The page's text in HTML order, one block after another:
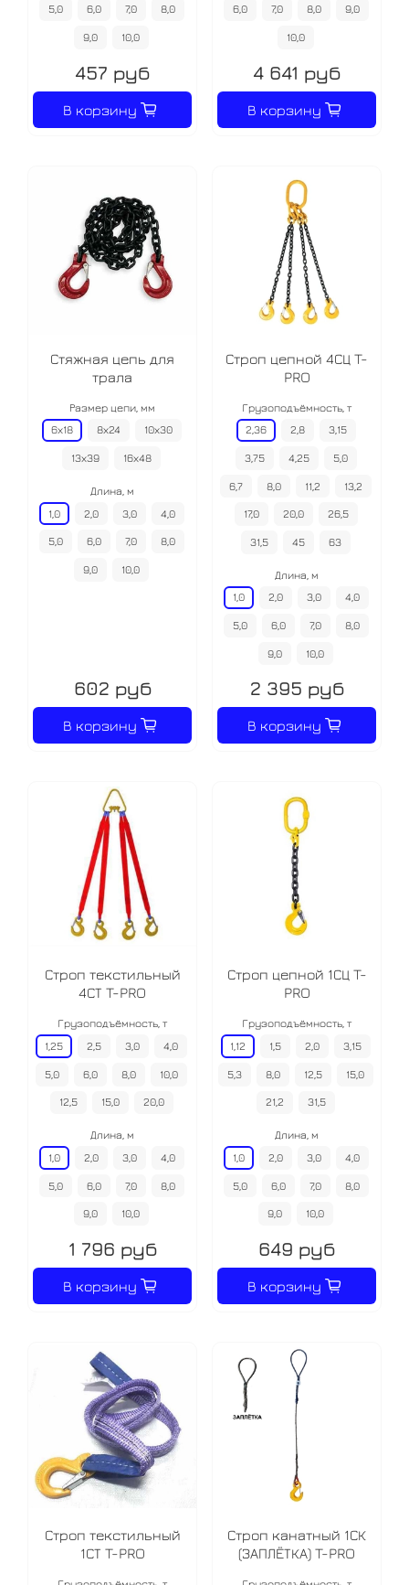
5,0 6,0 7,0 8,0
9,0 10,0
457 руб
В корзину
6,0 7,0 8,0 9,0
10,0
4 641 руб
В корзину
Стяжная цепь для
трала
Размер цепи, мм
6х18
8х24 10х30
13х39 16х48
Длина, м
1,0
2,0 3,0 4,0
5,0 6,0 7,0 8,0
9,0 10,0
602 руб
В корзину
Строп цепной 4СЦ T-
PRO
Грузоподъёмность, т
2,36
2,8 3,15
3,75 4,25 5,0
6,7 8,0 11,2 13,2
17,0 20,0 26,5
31,5 45 63
Длина, м
1,0
2,0 3,0 4,0
5,0 6,0 7,0 8,0
9,0 10,0
2 395 руб
В корзину
Строп текстильный
4СТ T-PRO
Грузоподъёмность, т
1,25
2,5 3,0 4,0
5,0 6,0 8,0 10,0
12,5 15,0 20,0
Длина, м
1,0
2,0 3,0 4,0
5,0 6,0 7,0 8,0
9,0 10,0
1 796 руб
В корзину
Строп цепной 1СЦ T-
PRO
Грузоподъёмность, т
1,12
1,5 2,0 3,15
5,3 8,0 12,5 15,0
21,2 31,5
Длина, м
1,0
2,0 3,0 4,0
5,0 6,0 7,0 8,0
9,0 10,0
649 руб
В корзину
Строп текстильный
1СТ T-PRO
Строп канатный 1СК
(ЗАПЛЁТКА) T-PRO